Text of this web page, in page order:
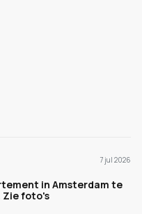
7 jul 2026
in Amsterdam te
Zie foto's